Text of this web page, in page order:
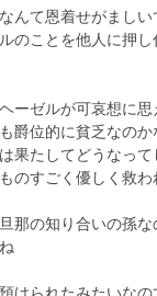
んて恩着せがまし
のことを他人に押し
ーゼルが可哀想に
爵位的に貧乏なのか
果たしてどうなっ
のすごく優しく救わ
那の知り合いの孫